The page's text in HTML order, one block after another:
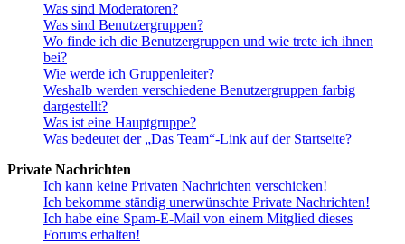
Was sind Moderatoren?
Was sind Benutzergruppen?
Wo finde ich die Benutzergruppen und wie trete ich ihnen
bei?
Wie werde ich Gruppenleiter?
Weshalb werden verschiedene Benutzergruppen farbig
dargestellt?
Was ist eine Hauptgruppe?
Was bedeutet der „Das Team“-Link auf der Startseite?
Private Nachrichten
Ich kann keine Privaten Nachrichten verschicken!
Ich bekomme ständig unerwünschte Private Nachrichten!
Ich habe eine Spam-E-Mail von einem Mitglied dieses
Forums erhalten!